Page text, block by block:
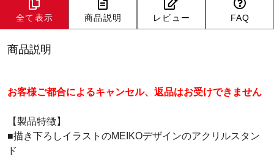
全て表示 商品説明 レビュー FAQ
商品説明
お客様ご都合によるキャンセル、返品はお受けできません
【製品特徴】
■描き下ろしイラストのMEIKOデザインのアクリルスタン
ド